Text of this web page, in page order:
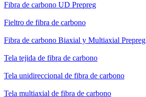
Fibra de carbono UD Prepreg
Fieltro de fibra de carbono
Fibra de carbono Biaxial y Multiaxial Prepreg
Tela tejida de fibra de carbono
Tela unidireccional de fibra de carbono
Tela multiaxial de fibra de carbono